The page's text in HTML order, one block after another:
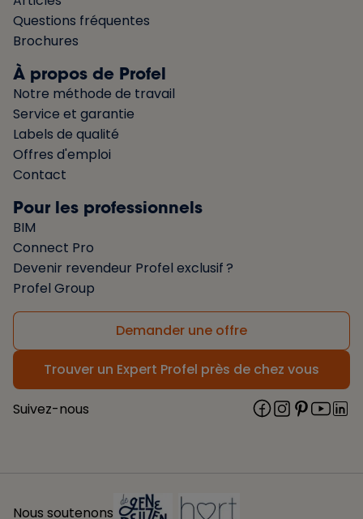
Questions fréquentes
Brochures
À propos de Profel
Notre méthode de travail
Service et garantie
Labels de qualité
Offres d'emploi
Contact
Pour les professionnels
BIM
Connect Pro
Devenir revendeur Profel exclusif ?
Profel Group
Demander une offre
Trouver un Expert Profel près de chez vous
Suivez-nous
Nous soutenons